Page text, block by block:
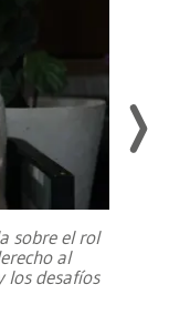
sobre el rol
al
los desafíos